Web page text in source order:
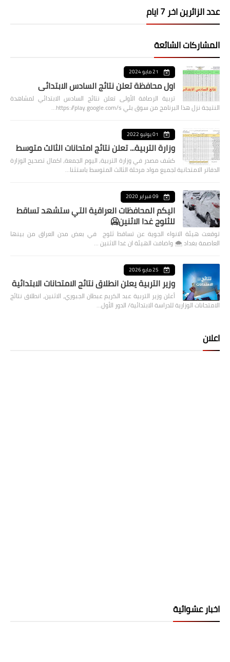
عدد الزائرين اخر 7 ايام
المشاركات الشائعة
21 مايو 2024
اول محافظة تعلن نتائج السادس الابتدائي
تربية الرصافة الأولى تعلن نتائج السادس الابتدائي لمشاهدة
النتيجة نزل هذا البرنامج من سوق بلي https://play.google.com/s…
01 يوليو 2022
وزارة التربية... تعلن نتائج امتحانات الثالث متوسط
كشف مصدر في وزارة التربية، اليوم الجمعة، اكمال تصحيح الوزارة
الدفاتر الامتحانية لجميع مواد مرحلة الثالث المتوسط باستثنا…
09 فبراير 2020
اليكم المحافظات العراقية التي ستشهد تساقط
للثلوج غدا الاثنين🥶
توقعت هيئة الانواء الجوية عن تساقط ثلوج في بعض مدن العراق من بينها
العاصمة بغداد ⁦🌨️⁩ واضافت الهيئة ان غدا الاثنين …
25 مايو 2026
وزير التربية يعلن انطلاق نتائج الامتحانات الابتدائية
أعلن وزير التربية عبد الكريم عبطان الجبوري، الاثنين، انطلاق نتائج
الامتحانات الوزارية للدراسة الابتدائية/ الدور الأول…
اعلان
اخبار عشوائية